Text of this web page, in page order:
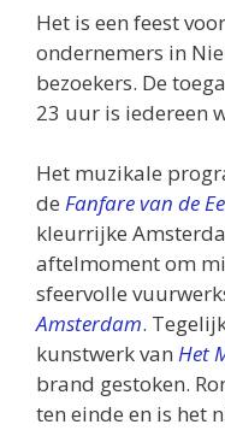
Het is een feest
ondernemers in
bezoekers. De
23 uur is iedereen
Het muzikale
de Fanfare van de
kleurrijke
aftelmoment om
sfeervolle
Amsterdam.
kunstwerk van Het
brand gestoken.
ten einde en is het